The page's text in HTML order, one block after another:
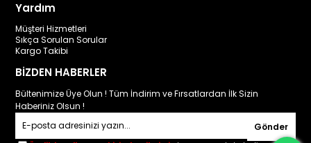
Yardım
Müşteri Hizmetleri
Sıkça Sorulan Sorular
Kargo Takibi
BİZDEN HABERLER
Bültenimize Üye Olun ! Tüm İndirim ve Fırsatlardan İlk Sizin
Haberiniz Olsun !
Gönder